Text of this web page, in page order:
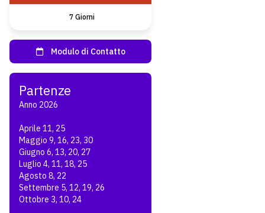
7 Giorni
Anno 2026
Aprile 11, 25
Maggio 9, 16, 23, 30
Giugno 6, 13, 20, 27
Luglio 4, 11, 18, 25
Agosto 8, 22
Settembre 5, 12, 19, 26
Ottobre 3, 10, 24